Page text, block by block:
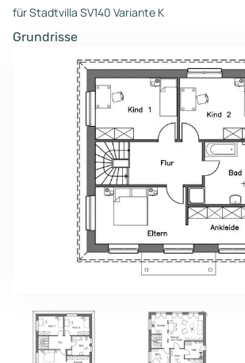
für Stadtvilla SV140 Variante K
Grundrisse